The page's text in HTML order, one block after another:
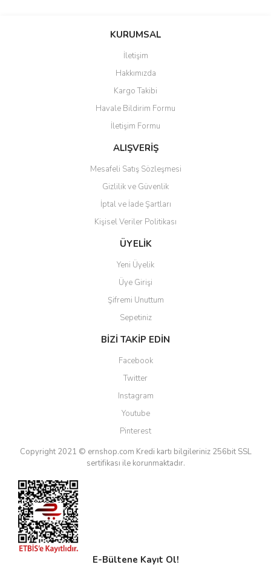
Bu ürüne ilk yorumu siz yapın!
Ürün resmi kalitesiz, bozuk veya görüntülenemiyor.
Ürün açıklamasında eksik bilgiler bulunuyor.
Ürün bilgilerinde hatalar bulunuyor.
Ürün fiyatı diğer sitelerden daha pahalı.
Bu ürüne benzer farklı alternatifler olmalı.
Gönder
KURUMSAL
İletişim
Hakkımızda
Kargo Takibi
Havale Bildirim Formu
İletişim Formu
ALIŞVERİŞ
Mesafeli Satış Sözleşmesi
Gizlilik ve Güvenlik
İptal ve İade Şartları
Kişisel Veriler Politikası
ÜYELİK
Yeni Üyelik
Üye Girişi
Şifremi Unuttum
Sepetiniz
BİZİ TAKİP EDİN
Facebook
Twitter
Instagram
Youtube
Pinterest
Copyright 2021 © ernshop.com Kredi kartı bilgileriniz 256bit SSL
sertifikası ile korunmaktadır.
E-Bültene Kayıt Ol!